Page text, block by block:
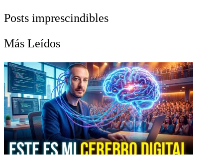
Posts imprescindibles
Más Leídos